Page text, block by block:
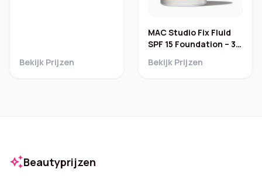
Bekijk Prijzen
MAC Studio Fix Fluid
SPF 15 Foundation – 30
Bekijk Prijzen
auto_awesomeBeautyprijzen